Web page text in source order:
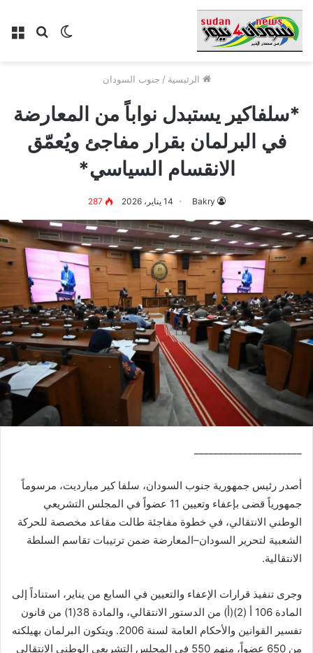
بحث الوضع
الرئيسية / جنوب السودان
*سلفاكير يستبدل نواباً من المعارضة
في البرلمان بقرار مفاجئ ويُعمّق
الانقسام السياسي*
Bakry 14 يناير، 2026 287
أصدر رئيس جمهورية جنوب السودان، سلفا كير ميارديت، مرسوماً
جمهورياً قضى بإعفاء وتعيين 11 عضواً في المجلس التشريعي
الوطني الانتقالي، في خطوة مفاجئة طالت مقاعد مخصصة للحركة
الشعبية لتحرير السودان–المعارضة ضمن ترتيبات تقاسم السلطة
الانتقالية.
وجرى تنفيذ قرارات الإعفاء والتعيين في السابع من يناير، استناداً إلى
المادة 106 أ (2)(أ) من الدستور الانتقالي، والمادة 38(1) من قانون
تفسير القوانين والأحكام العامة لسنة 2006. ويتكون البرلمان بهيلكته
من 650 عضواً، منهم 550 في المجلس التشريعي الوطني الانتقالي